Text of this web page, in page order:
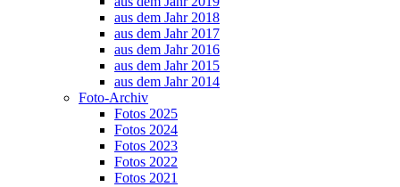
aus dem Jahr 2018
aus dem Jahr 2017
aus dem Jahr 2016
aus dem Jahr 2015
aus dem Jahr 2014
Foto-Archiv
Fotos 2025
Fotos 2024
Fotos 2023
Fotos 2022
Fotos 2021